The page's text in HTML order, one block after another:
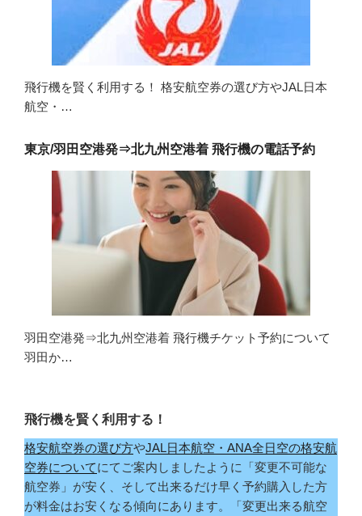
飛行機を賢く利用する！ 格安航空券の選び方やJAL日本
航空・…
東京/羽田空港発⇒北九州空港着 飛行機の電話予約
羽田空港発⇒北九州空港着 飛行機チケット予約について
羽田か…
飛行機を賢く利用する！
格安航空券の選び方やJAL日本航空・ANA全日空の格安航
空券についてにてご案内しましたように「変更不可能な
航空券」が安く、そして出来るだけ早く予約購入した方
が料金はお安くなる傾向にあります。「変更出来る航空